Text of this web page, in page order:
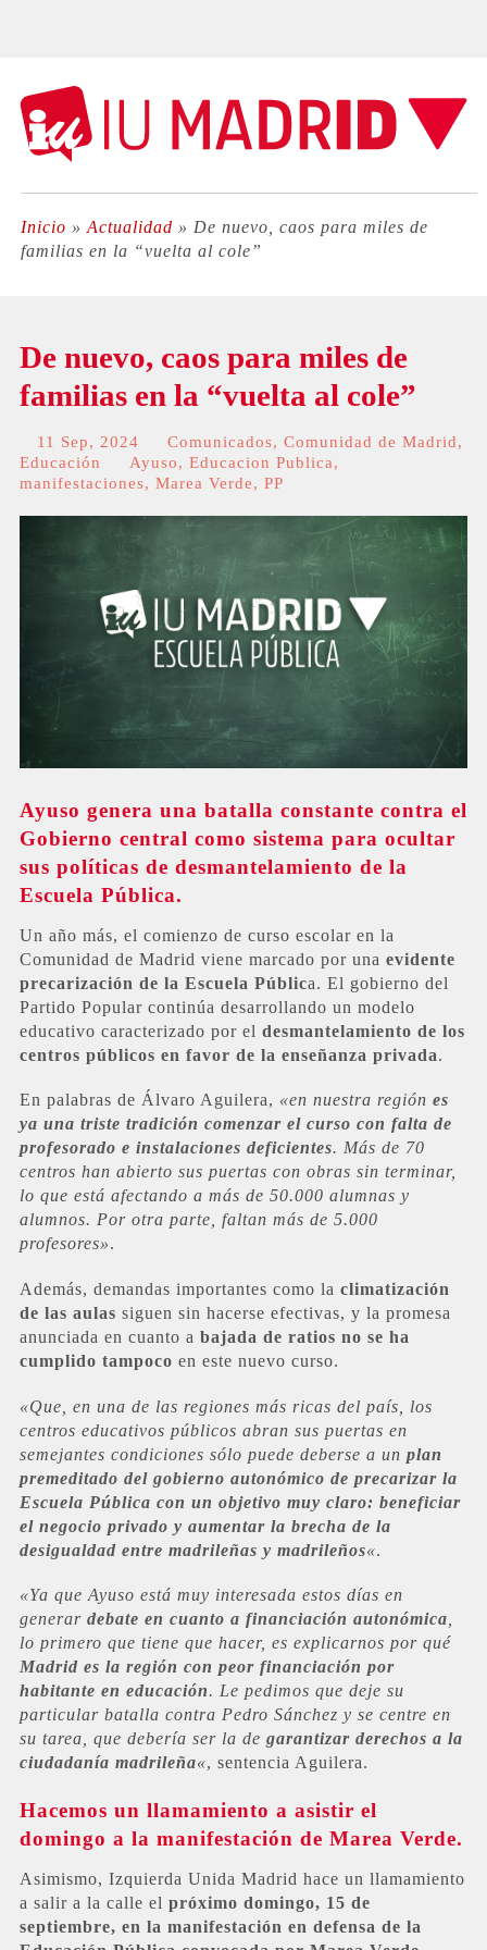
Inicio » Actualidad » De nuevo, caos para miles de
familias en la “vuelta al cole”
De nuevo, caos para miles de
familias en la “vuelta al cole”
11 Sep, 2024 Comunicados, Comunidad de Madrid,
Educación
Ayuso, Educacion Publica,
manifestaciones, Marea Verde, PP
Ayuso genera una batalla constante contra el
Gobierno central como sistema para ocultar
sus políticas de desmantelamiento de la
Escuela Pública.
Un año más, el comienzo de curso escolar en la
Comunidad de Madrid viene marcado por una evidente
precarización de la Escuela Pública. El gobierno del
Partido Popular continúa desarrollando un modelo
educativo caracterizado por el desmantelamiento de los
centros públicos en favor de la enseñanza privada.
En palabras de Álvaro Aguilera, «en nuestra región es
ya una triste tradición comenzar el curso con falta de
profesorado e instalaciones deficientes. Más de 70
centros han abierto sus puertas con obras sin terminar,
lo que está afectando a más de 50.000 alumnas y
alumnos. Por otra parte, faltan más de 5.000
profesores».
Además, demandas importantes como la climatización
de las aulas siguen sin hacerse efectivas, y la promesa
anunciada en cuanto a bajada de ratios no se ha
cumplido tampoco en este nuevo curso.
«Que, en una de las regiones más ricas del país, los
centros educativos públicos abran sus puertas en
semejantes condiciones sólo puede deberse a un plan
premeditado del gobierno autonómico de precarizar la
Escuela Pública con un objetivo muy claro: beneficiar
el negocio privado y aumentar la brecha de la
desigualdad entre madrileñas y madrileños«.
«Ya que Ayuso está muy interesada estos días en
generar debate en cuanto a financiación autonómica,
lo primero que tiene que hacer, es explicarnos por qué
Madrid es la región con peor financiación por
habitante en educación. Le pedimos que deje su
particular batalla contra Pedro Sánchez y se centre en
su tarea, que debería ser la de garantizar derechos a la
ciudadanía madrileña«, sentencia Aguilera.
Hacemos un llamamiento a asistir el
domingo a la manifestación de Marea Verde.
Asimismo, Izquierda Unida Madrid hace un llamamiento
a salir a la calle el próximo domingo, 15 de
septiembre, en la manifestación en defensa de la